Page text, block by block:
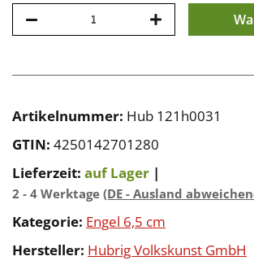
Artikelnummer: Hub 121h0031
GTIN: 4250142701280
Lieferzeit: auf Lager |
2 - 4 Werktage (DE - Ausland
Kategorie: Engel 6,5 cm
Hersteller: Hubrig Volkskunst GmbH